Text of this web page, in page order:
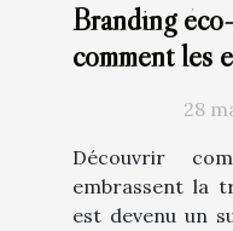
Branding
comment les
la durabilité
28
Découvrir
embrassent la
est devenu un